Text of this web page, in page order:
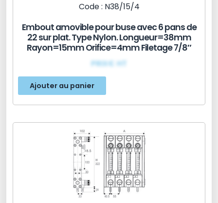
Code : N38/15/4
Embout amovible pour buse avec 6 pans de
22 sur plat. Type Nylon. Longueur=38mm
Rayon=15mm Orifice=4mm Filetage 7/8″
PRIX€ HT
Ajouter au panier